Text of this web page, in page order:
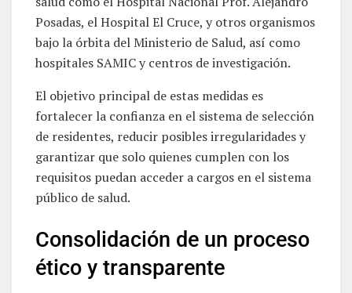
Posadas, el Hospital El Cruce, y otros organismos
bajo la órbita del Ministerio de Salud, así como
hospitales SAMIC y centros de investigación.
El objetivo principal de estas medidas es
fortalecer la confianza en el sistema de selección
de residentes, reducir posibles irregularidades y
garantizar que solo quienes cumplen con los
requisitos puedan acceder a cargos en el sistema
público de salud.
Consolidación de un proceso
ético y transparente